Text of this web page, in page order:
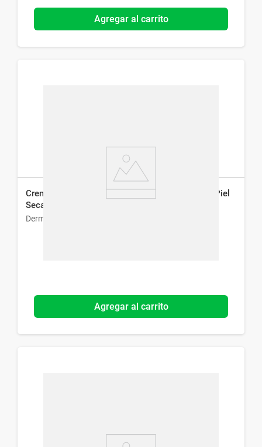
Agregar al carrito
Crema Facial Hidratante Dermaglos de Dia para Piel
Seca Fps 30 x 50 g
Dermaglós
Agregar al carrito